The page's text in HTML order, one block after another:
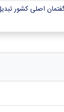
اصلی کشور